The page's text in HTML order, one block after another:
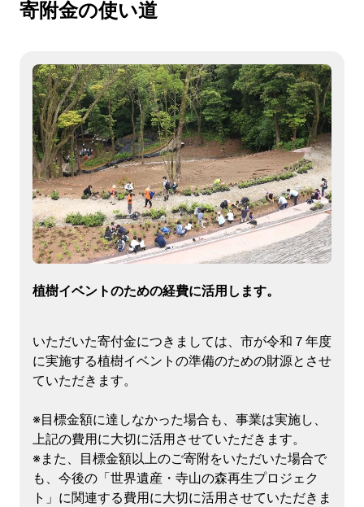
寄附金の使い道
植樹イベントのための経費に活用します。
いただいた寄付金につきましては、市が令和７年度
に実施する植樹イベントの準備のための財源とさせ
ていただきます。
※目標金額に達しなかった場合も、事業は実施し、
上記の費用に大切に活用させていただきます。
※また、目標金額以上のご寄附をいただいた場合で
も、今後の「世界遺産・寺山の森再生プロジェク
ト」に関連する費用に大切に活用させていただきま